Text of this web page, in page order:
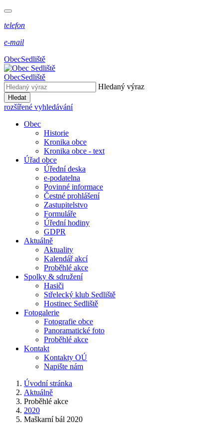
telefon
e-mail
ObecSedliště
ObecSedliště
Hledaný výraz
Hledat
rozšířené vyhledávání
Obec
Historie
Kronika obce
Kronika obce - text
Úřad obce
Úřední deska
e-podatelna
Povinné informace
Čestné prohlášení
Zastupitelstvo
Formuláře
Úřední hodiny
GDPR
Aktuálně
Aktuality
Kalendář akcí
Proběhlé akce
Spolky & sdružení
Hasiči
Střelecký klub Sedliště
Hostinec Sedliště
Fotogalerie
Fotografie obce
Panoramatické foto
Proběhlé akce
Kontakt
Kontakty OÚ
Napište nám
Úvodní stránka
Aktuálně
Proběhlé akce
2020
Maškarní bál 2020